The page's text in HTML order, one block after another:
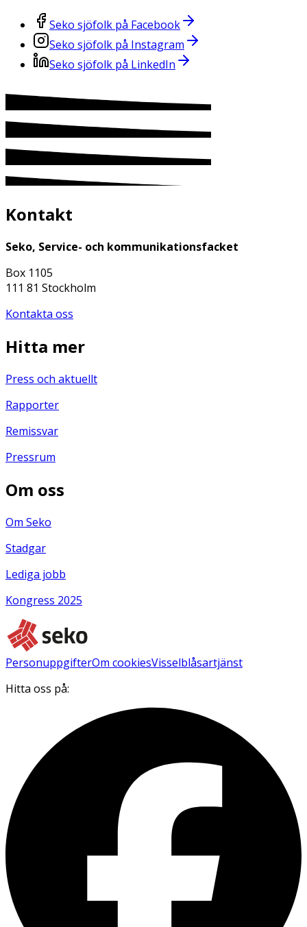
Seko sjöfolk på Facebook
Seko sjöfolk på Instagram
Seko sjöfolk på LinkedIn
Kontakt
Seko, Service- och kommunikationsfacket
Box 1105
111 81 Stockholm
Kontakta oss
Hitta mer
Press och aktuellt
Rapporter
Remissvar
Pressrum
Om oss
Om Seko
Stadgar
Lediga jobb
Kongress 2025
PersonuppgifterOm cookiesVisselblåsartjänst
Hitta oss på: